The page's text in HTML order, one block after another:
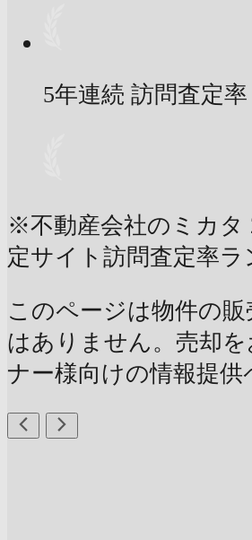
5年連続 訪問査定率
※不動産会社のミカタ
定サイト訪問査定率
このページは物件の
はありません。売却
ナー様向けの情報提供